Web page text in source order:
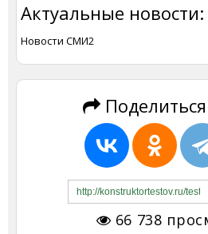
Актуальные новости:
Новости СМИ2
66 738